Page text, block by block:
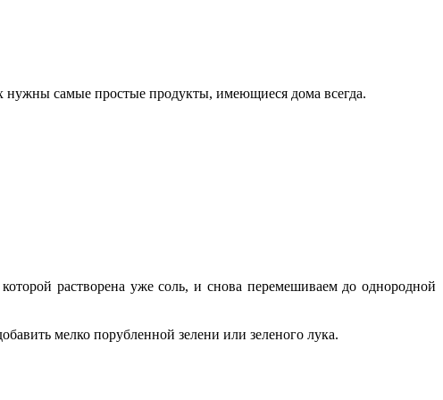
нужны самые простые продукты, имеющиеся дома всегда.
растворена уже соль, и снова перемешиваем до однородной
мелко порубленной зелени или зеленого лука.